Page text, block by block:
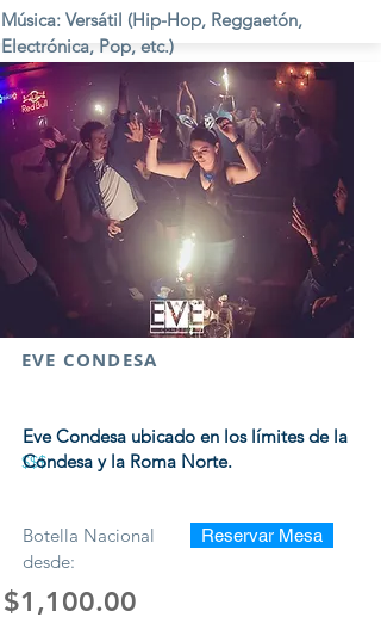
Música: Versátil (Hip-Hop, Reggaetón,
Electrónica, Pop, etc.)
Viernes y Sábados
EVE CONDESA
$$$
Eve Condesa ubicado en los límites de la
Condesa y la Roma Norte.
Botella Nacional
desde:
Reservar Mesa
$1,100.00